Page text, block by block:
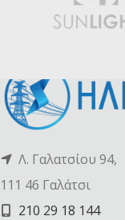
Λ. Γαλατσίου 94,
111 46 Γαλάτσι
210 29 18 144